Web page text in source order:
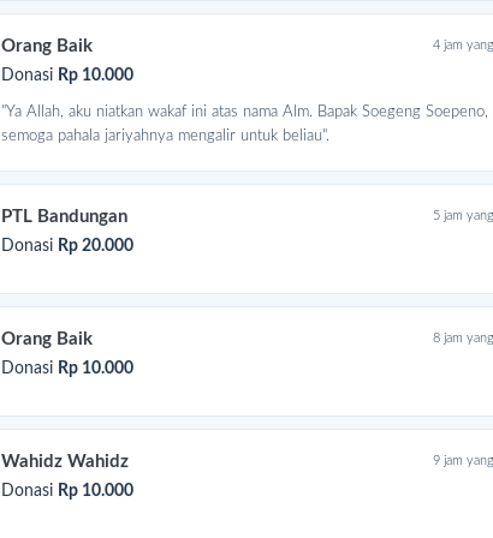
Orang Baik 4 jam
Donasi Rp 10.000
"Ya Allah, aku niatkan wakaf ini atas nama Alm. Bapak Soegeng Soepeno,
semoga pahala jariyahnya mengalir untuk beliau".
PTL Bandungan 5 jam
Donasi Rp 20.000
Orang Baik 8 jam
Donasi Rp 10.000
Wahidz Wahidz 9 jam
Donasi Rp 10.000